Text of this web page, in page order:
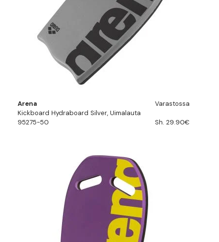
Arena
Varastossa
Kickboard Hydraboard Silver, Uimalauta
95275-50
Sh. 29.90€